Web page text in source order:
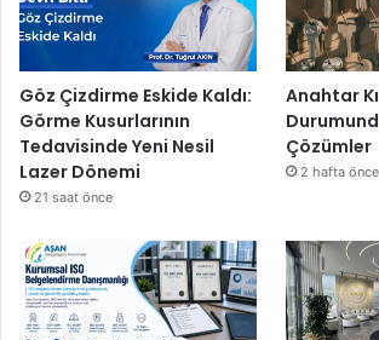
Göz Çizdirme Eskide Kaldı:
Görme Kusurlarının
Tedavisinde Yeni Nesil
Lazer Dönemi
21 saat önce
Anahtar
Çözümler
2 hafta önce